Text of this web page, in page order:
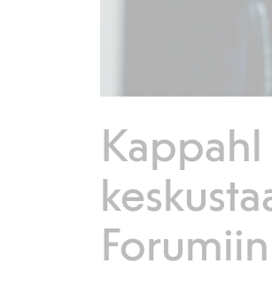
Forumiin